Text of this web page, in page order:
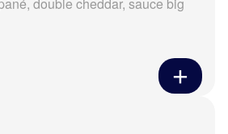
double cheddar, sauce big